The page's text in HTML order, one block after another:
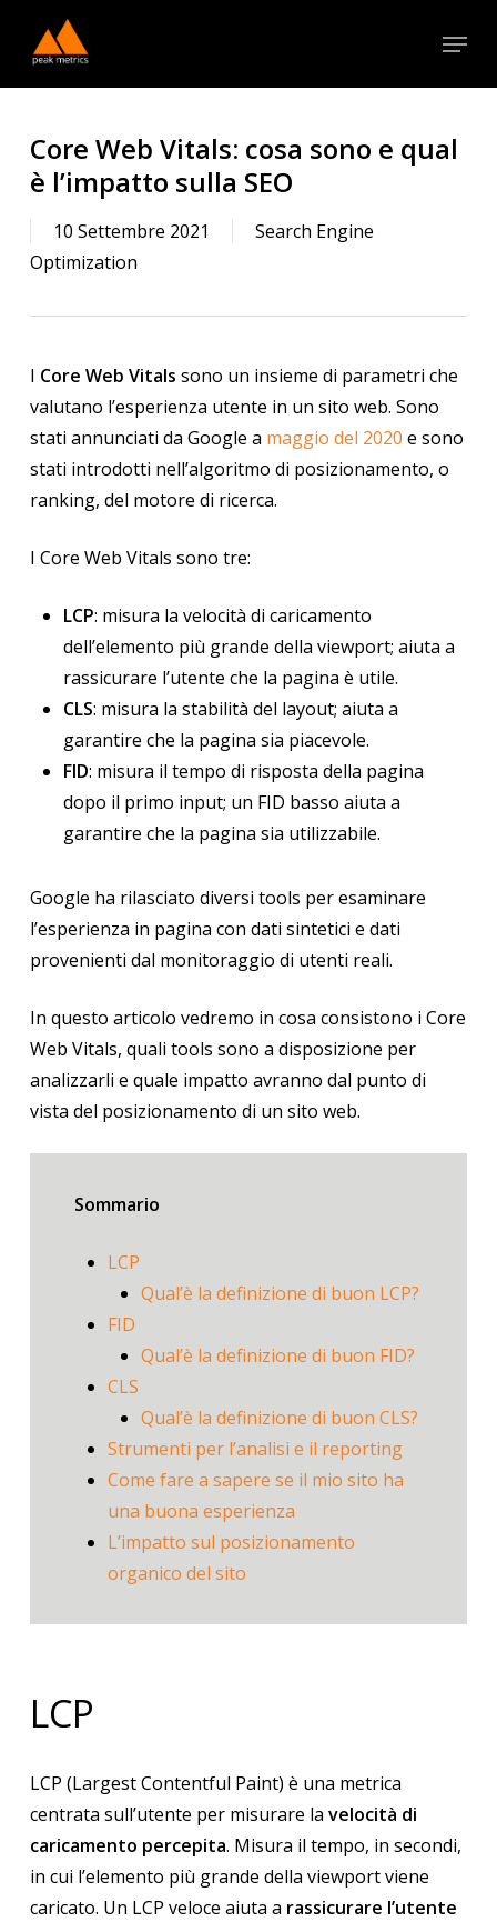
Menu
Core Web Vitals: cosa sono e qual
è l’impatto sulla SEO
10 Settembre 2021
Search Engine
Optimization
I Core Web Vitals sono un insieme di parametri che
valutano l’esperienza utente in un sito web. Sono
stati annunciati da Google a maggio del 2020 e sono
stati introdotti nell’algoritmo di posizionamento, o
ranking, del motore di ricerca.
I Core Web Vitals sono tre:
LCP: misura la velocità di caricamento
dell’elemento più grande della viewport; aiuta a
rassicurare l’utente che la pagina è utile.
CLS: misura la stabilità del layout; aiuta a
garantire che la pagina sia piacevole.
FID: misura il tempo di risposta della pagina
dopo il primo input; un FID basso aiuta a
garantire che la pagina sia utilizzabile.
Google ha rilasciato diversi tools per esaminare
l’esperienza in pagina con dati sintetici e dati
provenienti dal monitoraggio di utenti reali.
In questo articolo vedremo in cosa consistono i Core
Web Vitals, quali tools sono a disposizione per
analizzarli e quale impatto avranno dal punto di
vista del posizionamento di un sito web.
Sommario
LCP
Qual’è la definizione di buon LCP?
FID
Qual’è la definizione di buon FID?
CLS
Qual’è la definizione di buon CLS?
Strumenti per l’analisi e il reporting
Come fare a sapere se il mio sito ha
una buona esperienza
L’impatto sul posizionamento
organico del sito
LCP
LCP (Largest Contentful Paint) è una metrica
centrata sull’utente per misurare la velocità di
caricamento percepita. Misura il tempo, in secondi,
in cui l’elemento più grande della viewport viene
caricato. Un LCP veloce aiuta a rassicurare l’utente